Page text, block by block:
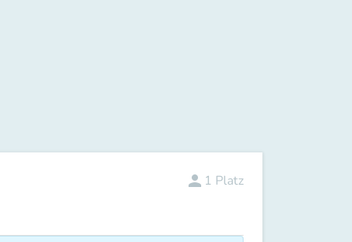
person 1 Platz